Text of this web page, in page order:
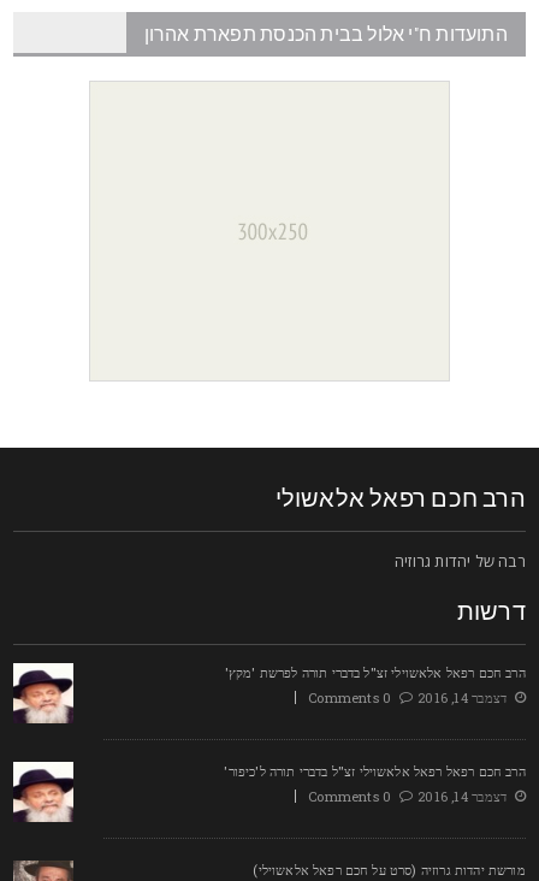
התועדות ח"י אלול בבית הכנסת תפארת אהרון
חכם רפאל אלאשולי
של יהדות גרוזיה
חכם רפאל אלאשוילי זצ"ל בדברי תורה לפרשת 'מקץ'
דצמבר 14, 2016
0 Comments
חכם רפאל רפאל אלאשוילי זצ"ל בדברי תורה ל'כיפור'
דצמבר 14, 2016
0 Comments
יהדות גרוזיה (סרט על חכם רפאל אלאשוילי)